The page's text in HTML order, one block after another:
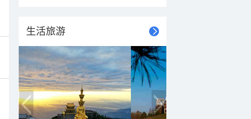
生活旅游